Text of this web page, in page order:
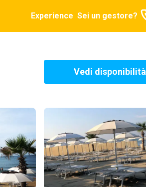
Experience Sei un gestore?
Vedi disponibilità